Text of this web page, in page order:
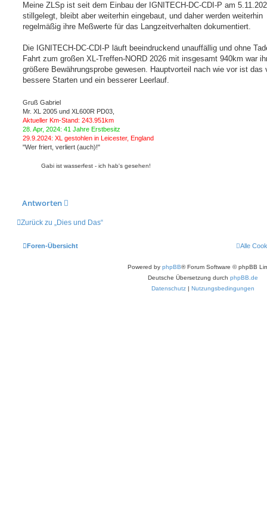
Meine ZLSp ist seit dem Einbau der IGNITECH-DC-CDI-P am
stillgelegt, bleibt aber weiterhin eingebaut, und daher werden weiterhin
regelmäßig ihre Meßwerte für das Langzeitverhalten dokumentiert.
Die IGNITECH-DC-CDI-P läuft beeindruckend unauffällig und ohne
Fahrt zum großen XL-Treffen-NORD 2026 mit insgesamt 940km war
größere Bewährungsprobe gewesen. Hauptvorteil nach wie vor ist das
bessere Starten und ein besserer Leerlauf.
Gruß Gabriel
Mr. XL 2005 und XL600R PD03,
Aktueller Km-Stand: 243.951km
28. Apr, 2024: 41 Jahre Erstbesitz
29.9.2024: XL gestohlen in Leicester, England
"Wer friert, verliert (auch)!"
Gabi ist wasserfest - ich hab's gesehen!
Antworten
Zurück zu „Dies und Das“
Foren-Übersicht Alle
Powered by phpBB® Forum Software © phpBB
Deutsche Übersetzung durch phpBB.de
Datenschutz | Nutzungsbedingungen